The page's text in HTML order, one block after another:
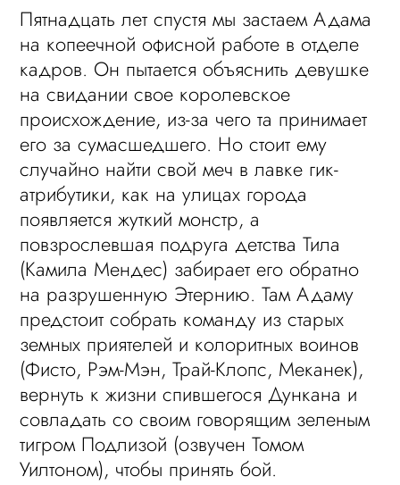
Пятнадцать лет спустя мы застаем Адама
на копеечной офисной работе в отделе
кадров. Он пытается объяснить девушке
на свидании свое королевское
происхождение, из-за чего та принимает
его за сумасшедшего. Но стоит ему
случайно найти свой меч в лавке гик-
атрибутики, как на улицах города
появляется жуткий монстр, а
повзрослевшая подруга детства Тила
(Камила Мендес) забирает его обратно
на разрушенную Этернию. Там Адаму
предстоит собрать команду из старых
земных приятелей и колоритных воинов
(Фисто, Рэм-Мэн, Трай-Клопс, Меканек),
вернуть к жизни спившегося Дункана и
совладать со своим говорящим зеленым
тигром Подлизой (озвучен Томом
Уилтоном), чтобы принять бой.